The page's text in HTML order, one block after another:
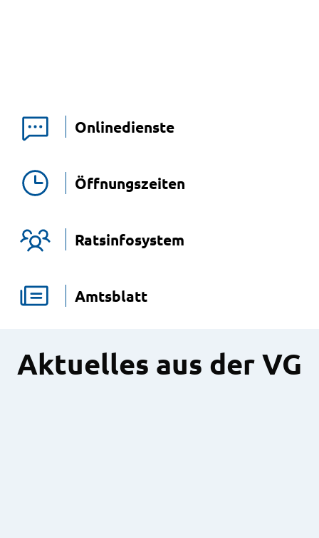
Onlinedienste
Öffnungszeiten
Ratsinfosystem
Amtsblatt
Aktuelles aus der VG